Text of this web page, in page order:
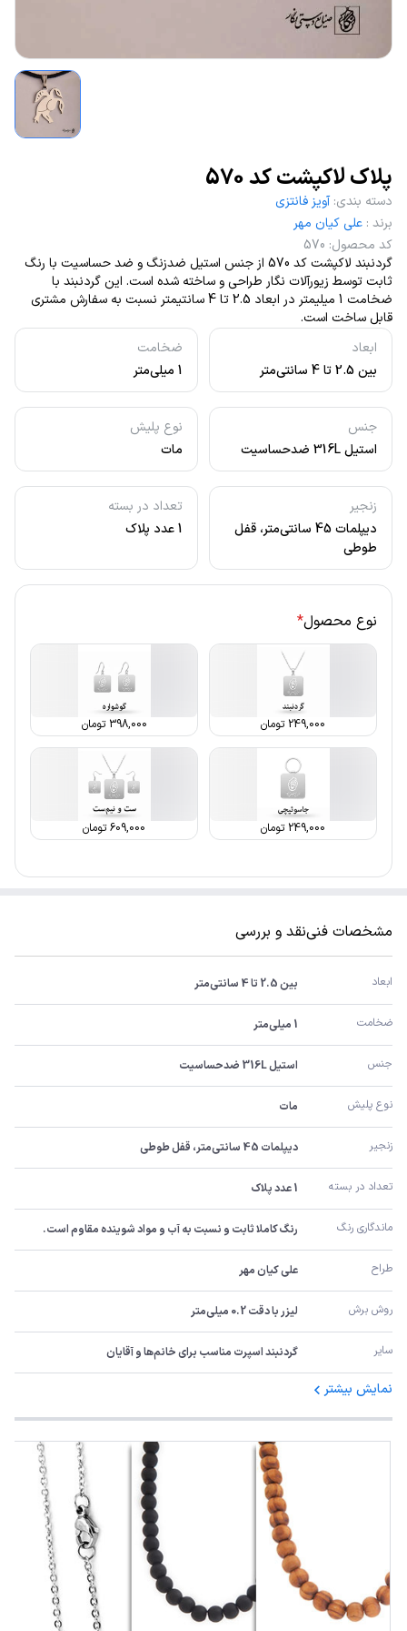
پلاک لاکپشت کد 570
ابعاد
بین 2.5 تا 4 سانتی‌متر
ضخامت
1 میلی‌متر
جنس
استیل 316L ضدحساسیت
نوع پلیش
مات
زنجیر
دیپلمات 45 سانتی‌متر، قفل
طوطی
تعداد در بسته
1 عدد پلاک
دسته بندی: آویز فانتزی
برند : علی کیان مهر
کد محصول:
570
گردنبند لاکپشت کد 570 از جنس استیل ضدزنگ و ضد حساسیت با رنگ
ثابت توسط زیورآلات نگار طراحی و ساخته شده است. این گردنبند با
ضخامت 1 میلیمتر در ابعاد 2.5 تا 4 سانتیمتر نسبت به سفارش مشتری
قابل ساخت است.
نوع محصول*
249,000 تومان 398,000 تومان
249,000 تومان 609,000تومان
مشخصات فنینقد و بررسی
ابعاد بین 2.5 تا 4 سانتی‌متر
ضخامت 1 میلی‌متر
جنس استیل 316L ضدحساسیت
نوع پلیش مات
زنجیر دیپلمات 45 سانتی‌متر، قفل طوطی
تعداد در بسته 1 عدد پلاک
ماندگاری رنگ رنگ کاملا ثابت و نسبت به آب و مواد شوینده مقاوم است.
طراح علی کیان مهر
روش برش لیزر با دقت 0.2 میلی‌متر
سایر گردنبند اسپرت مناسب برای خانم‌ها و آقایان
نمایش بیشتر